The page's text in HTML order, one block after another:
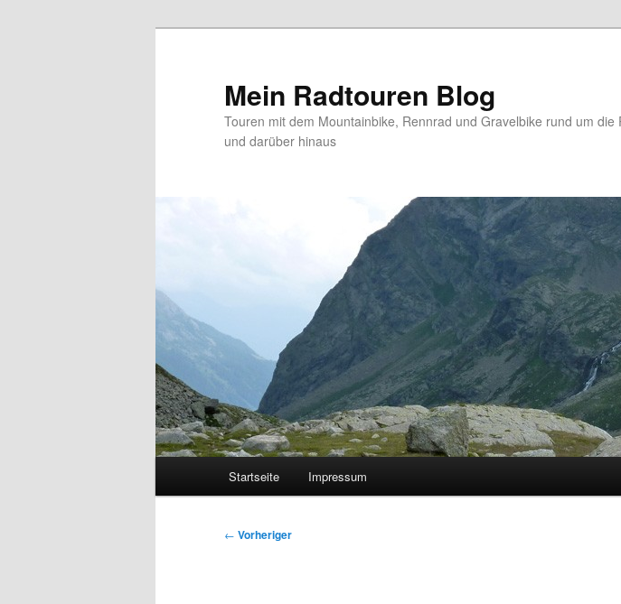
Mein Radtouren Blog
Touren mit dem Mountainbike, Rennrad und Gravelbike rund um die
und darüber hinaus
Startseite Impressum
Beitragsnavigation
← Vorheriger